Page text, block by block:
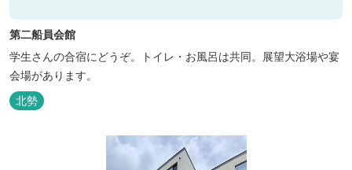
第二船員会館
学生さんの合宿にどうぞ。トイレ・お風呂は共同。展望大浴場や宴
会場があります。
北勢